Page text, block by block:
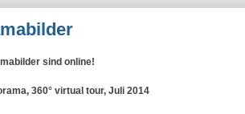
sind online!
360° virtual tour, Juli 2014